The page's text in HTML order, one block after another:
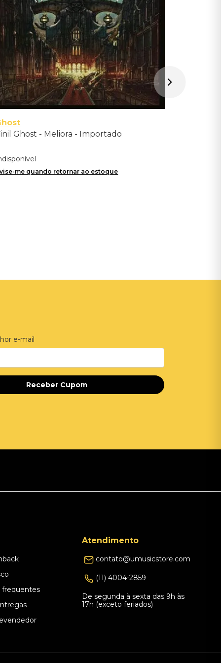
Ghost - Meliora - Importado
me quando retornar ao estoque
e-mail
Receber Cupom
frequentes
Atendimento
contato@umusicstore.com
(11) 4004-2859
De segunda à sexta das 9h às
17h (exceto feriados)